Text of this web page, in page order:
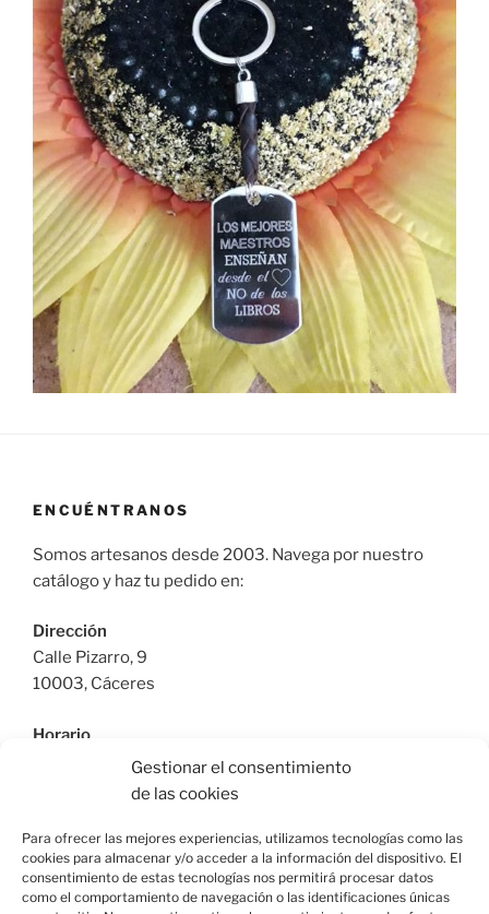
Gestionar el consentimiento
de las cookies
Para ofrecer las mejores experiencias, utilizamos tecnologías como las
cookies para almacenar y/o acceder a la información del dispositivo. El
consentimiento de estas tecnologías nos permitirá procesar datos
como el comportamiento de navegación o las identificaciones únicas
ENCUÉNTRANOS
Somos artesanos desde 2003. Navega por nuestro
catálogo y haz tu pedido en:
Dirección
Calle Pizarro, 9
10003, Cáceres
Horario
De Lunes a Viernes: 9:30h a 13:30h | 17:30 a 21:00h
Sábado: 10:30h a 14:00h |
Teléfono
615664955